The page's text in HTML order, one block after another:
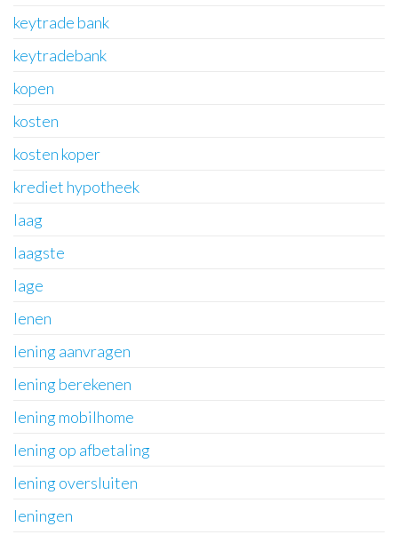
keytrade bank
keytradebank
kopen
kosten
kosten koper
krediet hypotheek
laag
laagste
lage
lenen
lening aanvragen
lening berekenen
lening mobilhome
lening op afbetaling
lening oversluiten
leningen